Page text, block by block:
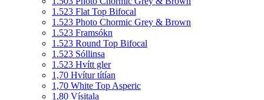
1.523 Flat Top Bifocal
1.523 Photo Chormic Grey & Brown
1.523 Framsókn
1.523 Round Top Bifocal
1.523 Sóllinsa
1.523 Hvítt gler
1,70 Hvítur títían
1,70 White Top Asperic
1,80 Vísitala